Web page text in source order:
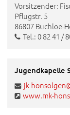
Vorsitzender:
Pflugstr. 5
86807 Buchloe-
Tel.: 0 82 41 /
Jugendkapelle
jk-
www.mk-